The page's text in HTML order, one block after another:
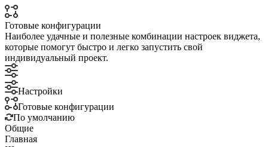
Готовые конфигурации
Наиболее удачные и полезные комбинации настроек виджета,
которые помогут быстро и легко запустить свой
индивидуальный проект.
Настройки
Готовые конфигурации
По умолчанию
Общие
Главная